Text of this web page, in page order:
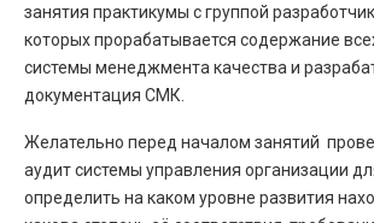
занятия практикумы с группой
которых прорабатывается содержание
системы менеджмента качества и
документация СМК.
Желательно перед началом занятий
аудит системы управления организации
определить на каком уровне развития